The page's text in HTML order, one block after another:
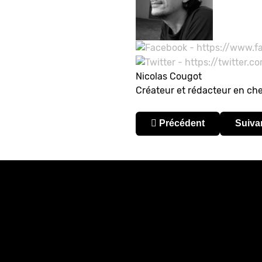
Nicolas Cougot
Créateur et rédacteur en
Article précédent :
Précédent